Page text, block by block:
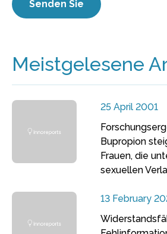
Meistgelesene
25 April 2001
Bupropion
Frauen, die
sexuellen
13 February